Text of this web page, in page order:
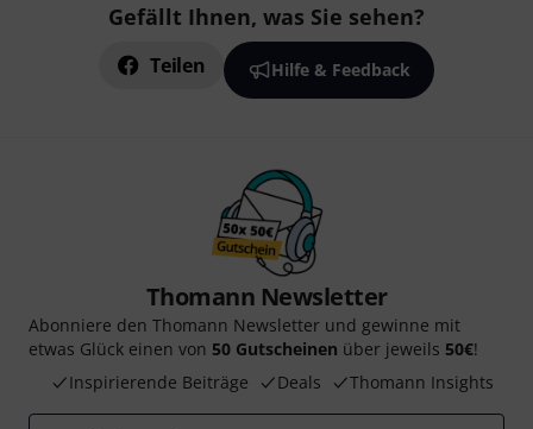
Gefällt Ihnen, was Sie sehen?
Teilen Hilfe & Feedback
Thomann Newsletter
Abonniere den Thomann Newsletter und gewinne mit
etwas Glück einen von 50 Gutscheinen über jeweils 50€!
Inspirierende Beiträge
Deals Thomann Insights